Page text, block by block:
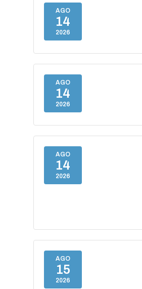
AGO
14
2026
AGO
14
2026
AGO
14
2026
AGO
15
2026